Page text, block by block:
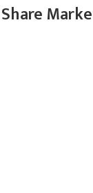
Share